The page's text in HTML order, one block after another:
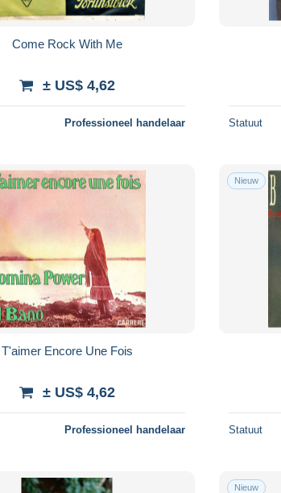
Come Rock With Me
± US$ 4,62
Professioneel handelaar Statuut
T'aimer Encore Une Fois
± US$ 4,62
Professioneel handelaar
Nieuw
Statuut
Nieuw